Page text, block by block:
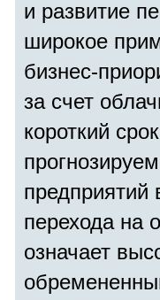
и развитие
широкое
бизнес-
за счет
короткий
предприятий
перехода на
означает